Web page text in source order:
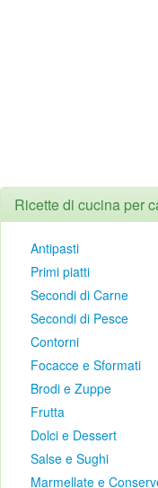
Ricette di cucina per
Antipasti
Primi piatti
Secondi di Carne
Secondi di Pesce
Contorni
Focacce e Sformati
Brodi e Zuppe
Frutta
Dolci e Dessert
Salse e Sughi
Marmellate e